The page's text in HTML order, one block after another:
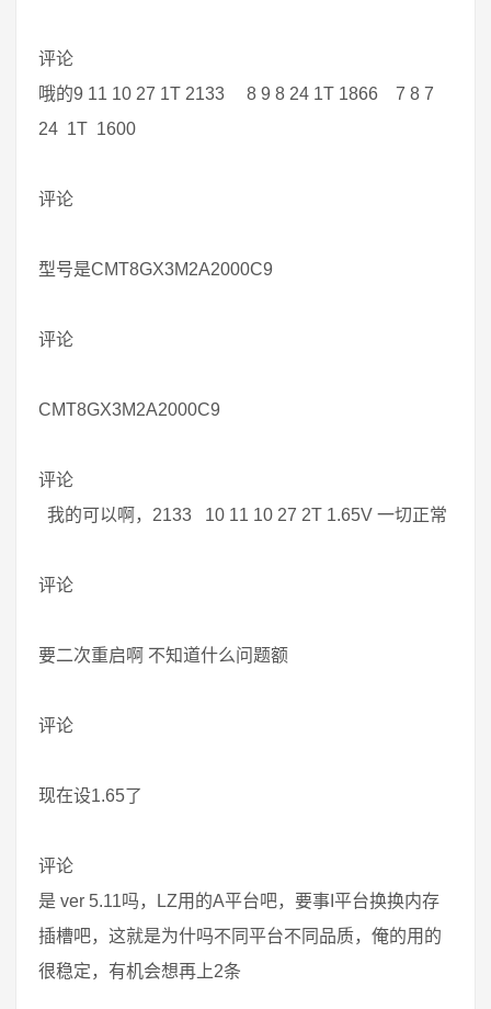
评论
哦的9 11 10 27 1T 2133 8 9 8 24 1T 1866 7 8 7
24 1T 1600
评论
型号是CMT8GX3M2A2000C9
评论
CMT8GX3M2A2000C9
评论
我的可以啊，2133 10 11 10 27 2T 1.65V 一切正常
评论
要二次重启啊 不知道什么问题额
评论
现在设1.65了
评论
是 ver 5.11吗，LZ用的A平台吧，要事I平台换换内存
插槽吧，这就是为什吗不同平台不同品质，俺的用的
很稳定，有机会想再上2条